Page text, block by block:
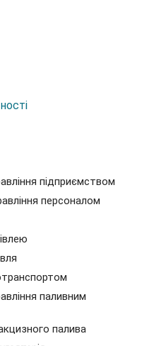
підприємством
персоналом
паливним
палива